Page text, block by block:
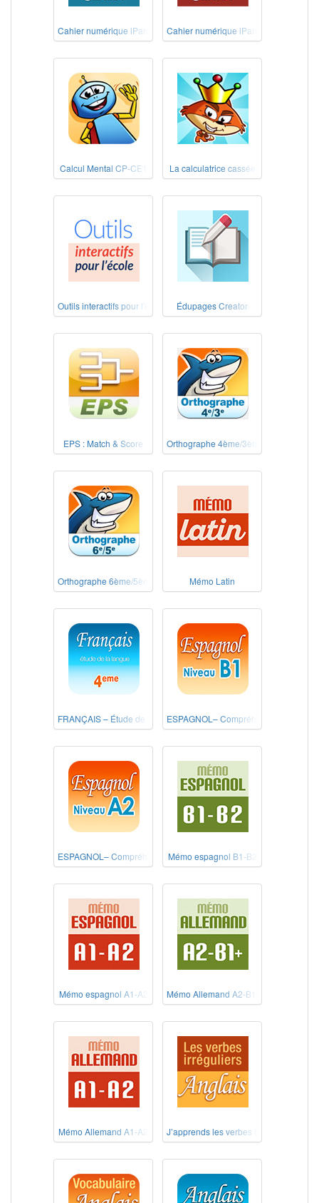
Cahier numérique iParcours Maths CM1 éd. 2020
Cahier numérique iParcours Maths
Calcul Mental CP-CE1 La calculatrice cassée
Outils interactifs pour l'école Édupages Creator
EPS : Match & Score Orthographe 4ème/3ème
Orthographe 6ème/5ème Mémo Latin
FRANÇAIS – Étude de la langue 4eESPAGNOL– Compréhension de
ESPAGNOL– Compréhension de l'écrit Niveau A2
Mémo espagnol B1-B2
Mémo espagnol A1-A2 Mémo Allemand A2-B1+
Mémo Allemand A1-A2 J’apprends les verbes irréguliers